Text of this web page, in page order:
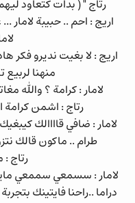
رتاج " ( بدات كتعاود
اريج : احم .. حبيبة لامار
اريج : لا بغيت نديرو فكر
منهنا لربيع
لامار : كرامة ؟ والله
رتاج : اشمن كرامة
لامار : ضافي قاااالك
طرام .. ماكون قالك
رتاج
لامار : سسمعي سممعي
دراما ..راحنا فايتينك